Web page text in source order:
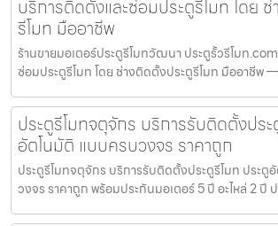
บริการติดตั้งและซ่อมประตูรีโมท โดย
รีโมท มืออาชีพ
ร้านขายมอเตอร์ประตูรีโมทวัฒนา ประตูรั้วรีโมท
ซ่อมประตูรีโมท โดย ช่างติดตั้งประตูรีโมท มืออาชีพ
ประตูรีโมทจตุจักร บริการรับติดตั้งประ
อัตโนมัติ แบบครบวงจร ราคาถูก
ประตูรีโมทจตุจักร บริการรับติดตั้งประตูรีโมท ประตู
วงจร ราคาถูก พร้อมประกันมอเตอร์ 5 ปี อะไหล่ 2 ปี